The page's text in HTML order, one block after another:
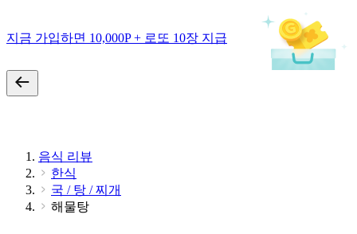
지금 가입하면 10,000P + 로또 10장 지급
음식 리뷰
한식
국 / 탕 / 찌개
해물탕